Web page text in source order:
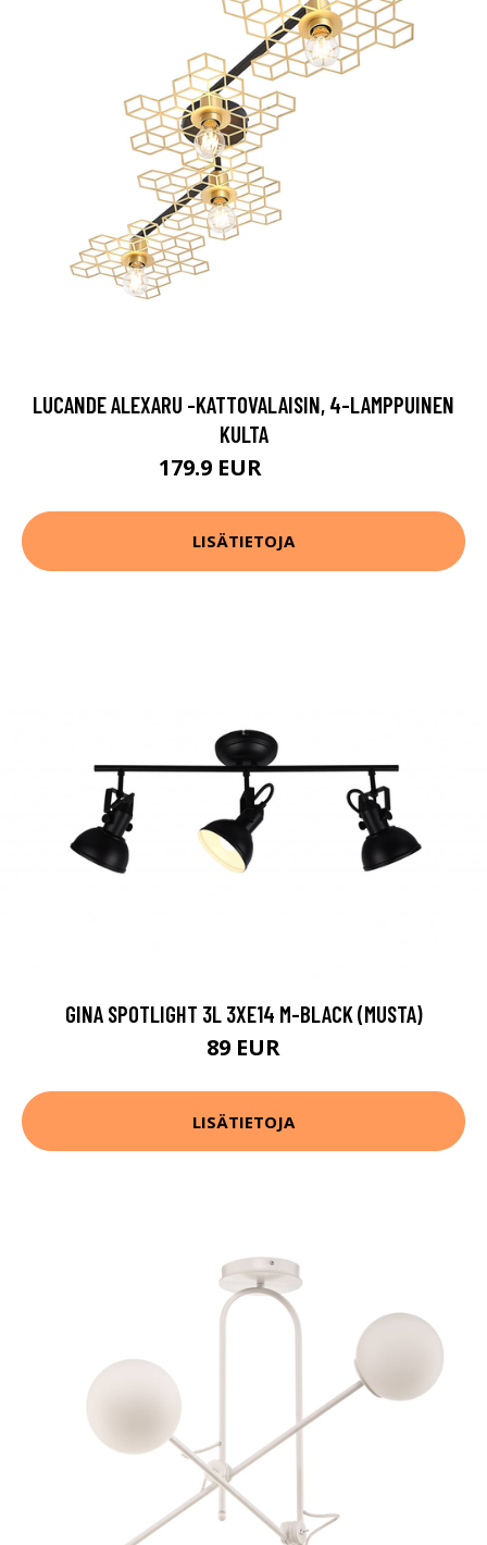
LUCANDE ALEXARU -KATTOVALAISIN, 4-LAMPPUINEN
KULTA
179.9 EUR
LISÄTIETOJA
GINA SPOTLIGHT 3L 3XE14 M-BLACK (MUSTA)
89 EUR
LISÄTIETOJA